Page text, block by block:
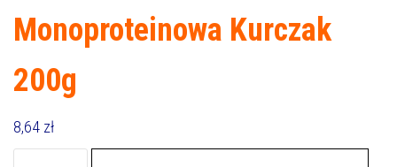
Monoproteinowa Kurczak
200g
8,64 zł